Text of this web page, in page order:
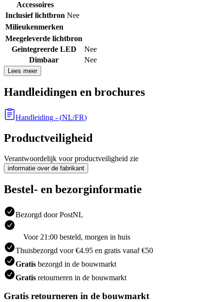
Accessoires
Inclusief lichtbron Nee
Milieukenmerken
Meegeleverde lichtbron
Geïntegreerde LED
Nee
Dimbaar
Nee
Lees meer
Handleidingen en brochures
Handleiding - (NL/FR)
Productveiligheid
Verantwoordelijk voor productveiligheid zie
informatie over de fabrikant
Bestel- en bezorginformatie
Bezorgd door PostNL
Voor 21:00 besteld, morgen in huis
Thuisbezorgd voor €4.95 en gratis vanaf €50
Gratis bezorgd in de bouwmarkt
Gratis retourneren in de bouwmarkt
Gratis retourneren in de bouwmarkt